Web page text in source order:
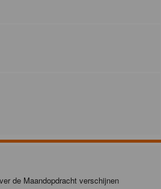
de Maandopdracht verschijnen